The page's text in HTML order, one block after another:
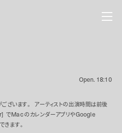
Open. 18:10
ざいます。
アーティストの出演時間は前後
でMacのカレンダーアプリやGoogle
きます。